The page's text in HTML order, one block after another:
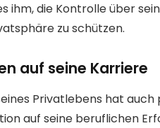
ihm, die Kontrolle über
zu schützen.
auf seine Karriere
Privatlebens hat auch
auf seine beruflichen